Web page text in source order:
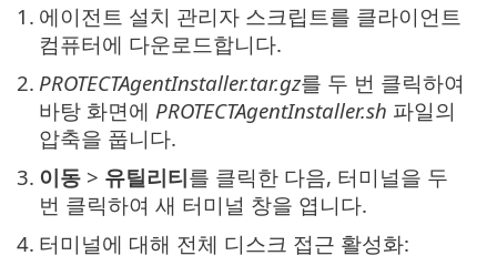
1. 에이전트 설치 관리자 스크립트를 클라이언트
컴퓨터에 다운로드합니다.
2. PROTECTAgentInstaller.tar.gz를 두 번 클릭하여
바탕 화면에 PROTECTAgentInstaller.sh 파일의
압축을 풉니다.
3. 이동 > 유틸리티를 클릭한 다음, 터미널을 두
번 클릭하여 새 터미널 창을 엽니다.
4. 터미널에 대해 전체 디스크 접근 활성화: